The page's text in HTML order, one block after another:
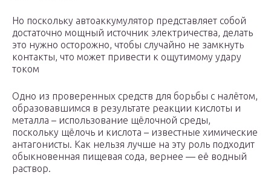
Но поскольку автоаккумулятор представляет собой
достаточно мощный источник электричества, делать
это нужно осторожно, чтобы случайно не замкнуть
контакты, что может привести к ощутимому удару
током
Одно из проверенных средств для борьбы с налётом,
образовавшимся в результате реакции кислоты и
металла – использование щёлочной среды,
поскольку щёлочь и кислота – известные химические
антагонисты. Как нельзя лучше на эту роль подходит
обыкновенная пищевая сода, вернее — её водный
раствор.